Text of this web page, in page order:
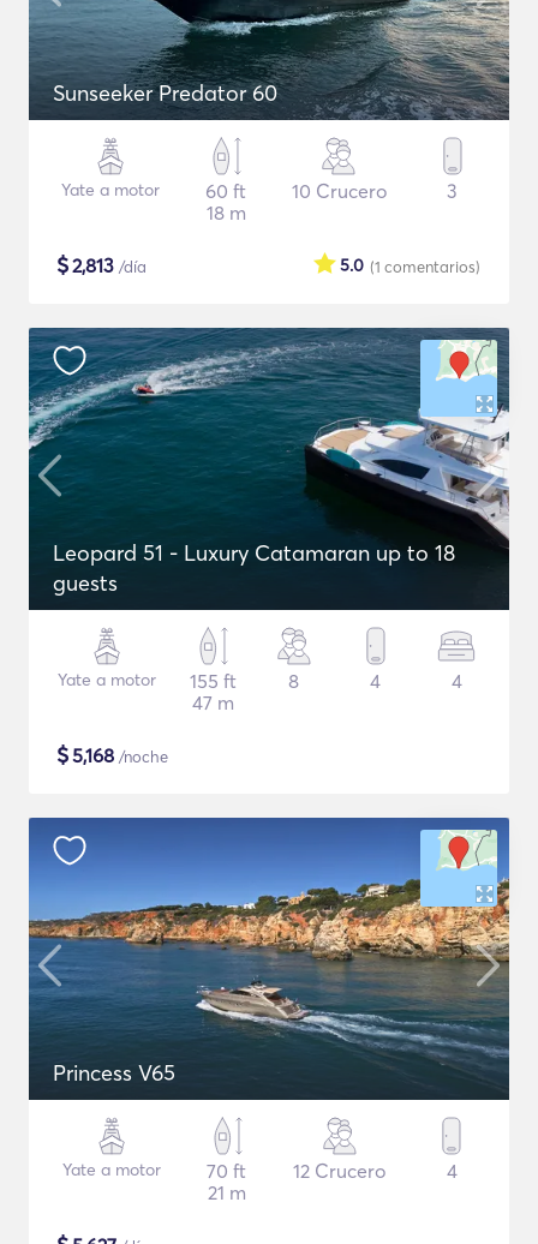
Sunseeker Predator 60
Yate a motor
60 ft
18 m
10 Crucero 3
$2,813 /día (1 comentarios)
5.0
Leopard 51 - Luxury Catamaran up to 18
guests
Yate a motor
155 ft
47 m
8 4 4
$5,168 /noche
Princess V65
Yate a motor
70 ft
21 m
12 Crucero 4